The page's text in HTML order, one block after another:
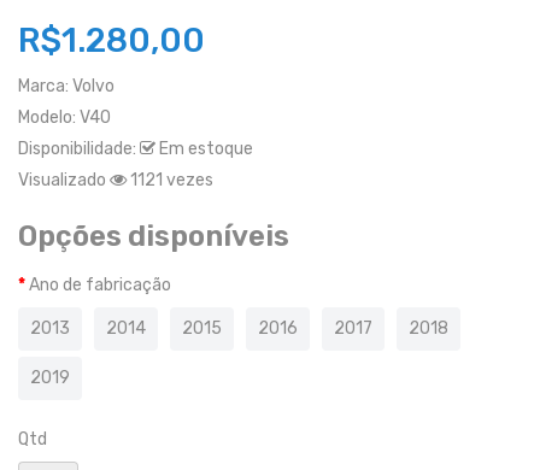
R$1.280,00
Marca: Volvo
Modelo: V40
Disponibilidade:
Em estoque
Visualizado
1121 vezes
Opções disponíveis
Ano de fabricação
2013 2014 2015 2016 2017 2018
2019
Qtd